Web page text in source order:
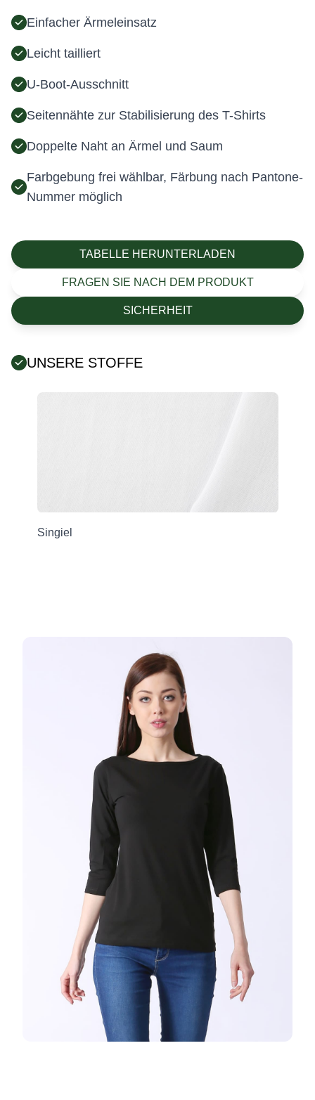
Einfacher Ärmeleinsatz
Leicht tailliert
U-Boot-Ausschnitt
Seitennähte zur Stabilisierung des T-Shirts
Doppelte Naht an Ärmel und Saum
Farbgebung frei wählbar, Färbung nach Pantone-
Nummer möglich
TABELLE HERUNTERLADEN
FRAGEN SIE NACH DEM PRODUKT
SICHERHEIT
UNSERE STOFFE
Singiel